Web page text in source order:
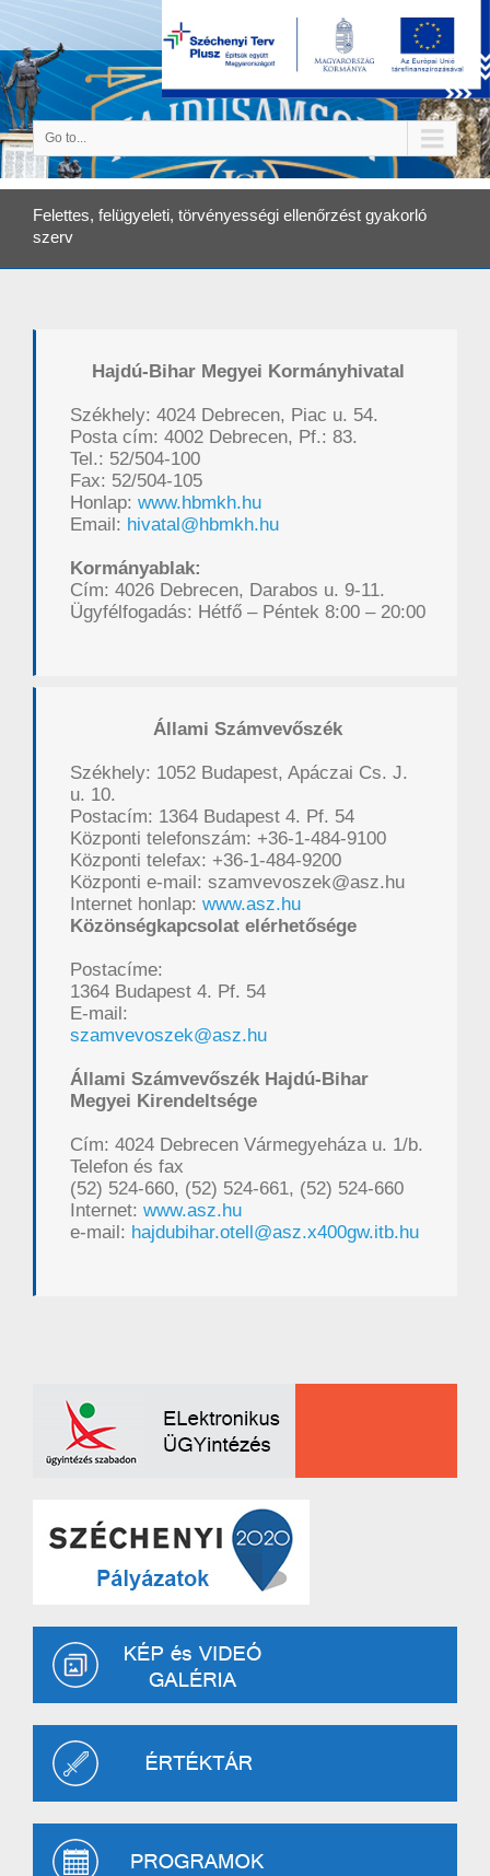
Go to...
Felettes, felügyeleti, törvényességi ellenőrzést gyakorló
szerv
Hajdú-Bihar Megyei Kormányhivatal
Székhely: 4024 Debrecen, Piac u. 54.
Posta cím: 4002 Debrecen, Pf.: 83.
Tel.: 52/504-100
Fax: 52/504-105
Honlap: www.hbmkh.hu
Email: hivatal@hbmkh.hu
Kormányablak:
Cím: 4026 Debrecen, Darabos u. 9-11.
Ügyfélfogadás: Hétfő – Péntek 8:00 – 20:00
Állami Számvevőszék
Székhely: 1052 Budapest, Apáczai Cs. J.
u. 10.
Postacím: 1364 Budapest 4. Pf. 54
Központi telefonszám: +36-1-484-9100
Központi telefax: +36-1-484-9200
Központi e-mail: szamvevoszek@asz.hu
Internet honlap: www.asz.hu
Közönségkapcsolat elérhetősége
Postacíme:
1364 Budapest 4. Pf. 54
E-mail:
szamvevoszek@asz.hu
Állami Számvevőszék Hajdú-Bihar
Megyei Kirendeltsége
Cím: 4024 Debrecen Vármegyeháza u. 1/b.
Telefon és fax
(52) 524-660, (52) 524-661, (52) 524-660
Internet: www.asz.hu
e-mail: hajdubihar.otell@asz.x400gw.itb.hu